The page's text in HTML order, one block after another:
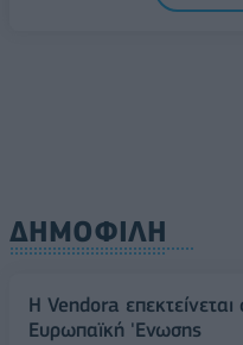
ΔΗΜΟΦΙΛΗ
Η Vendora
Ευρωπαϊκή 'Ενωσης